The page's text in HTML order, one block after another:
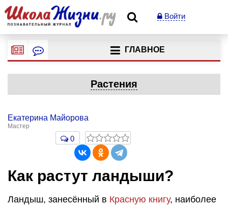
Войти
ГЛАВНОЕ
Растения
Екатерина Майорова
Мастер
0
Как растут ландыши?
Ландыш, занесённый в Красную книгу, наиболее